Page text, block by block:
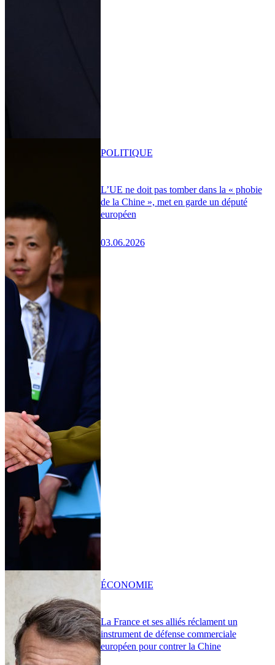
L’UE ne doit pas tomber dans la « phobie
de la Chine », met en garde un député
européen
03.06.2026
POLITIQUE
La France et ses alliés réclament un
instrument de défense commerciale
européen pour contrer la Chine
ÉCONOMIE